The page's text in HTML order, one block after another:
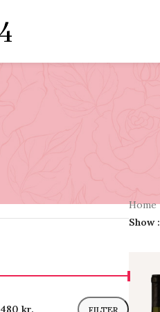
FILTER
480 kr.
Home
Show